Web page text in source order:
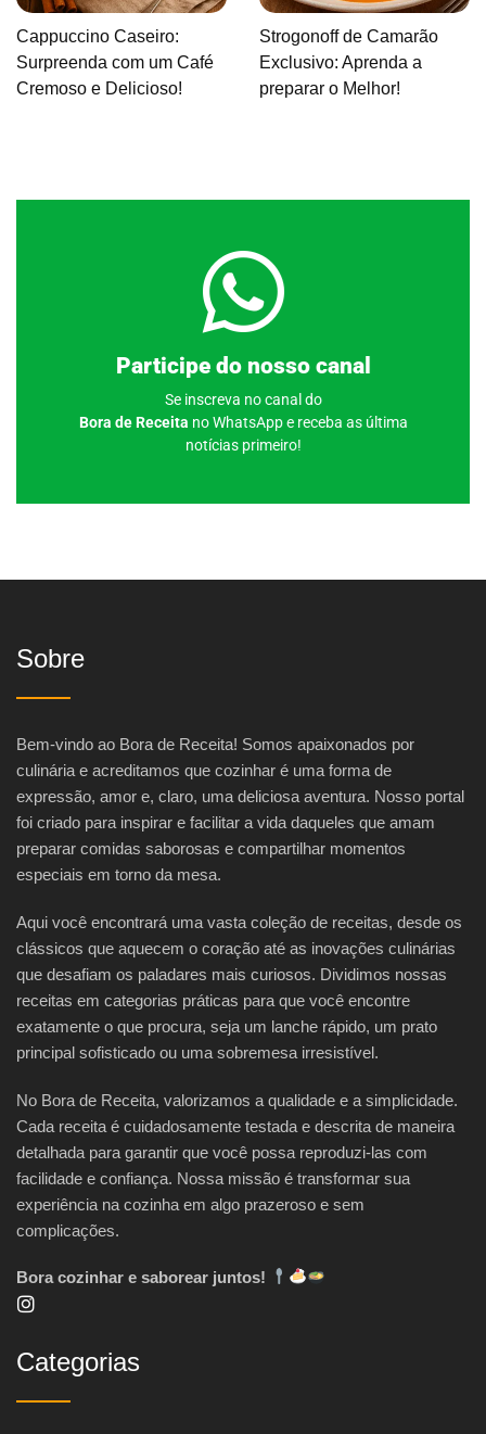
Cappuccino Caseiro:
Surpreenda com um Café
Cremoso e Delicioso!
Strogonoff de Camarão
Exclusivo: Aprenda a
preparar o Melhor!
Participe do nosso canal
Se inscreva no canal do
Bora de Receita no WhatsApp e receba as última
notícias primeiro!
Clique aqui
Sobre
Bem-vindo ao Bora de Receita! Somos apaixonados por
culinária e acreditamos que cozinhar é uma forma de
expressão, amor e, claro, uma deliciosa aventura. Nosso portal
foi criado para inspirar e facilitar a vida daqueles que amam
preparar comidas saborosas e compartilhar momentos
especiais em torno da mesa.
Aqui você encontrará uma vasta coleção de receitas, desde os
clássicos que aquecem o coração até as inovações culinárias
que desafiam os paladares mais curiosos. Dividimos nossas
receitas em categorias práticas para que você encontre
exatamente o que procura, seja um lanche rápido, um prato
principal sofisticado ou uma sobremesa irresistível.
No Bora de Receita, valorizamos a qualidade e a simplicidade.
Cada receita é cuidadosamente testada e descrita de maneira
detalhada para garantir que você possa reproduzi-las com
facilidade e confiança. Nossa missão é transformar sua
experiência na cozinha em algo prazeroso e sem
complicações.
Bora cozinhar e saborear juntos!
Categorias